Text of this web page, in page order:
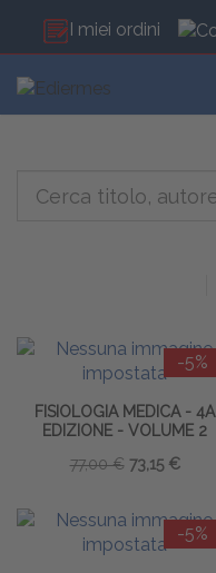
I miei ordini
-5%
FISIOLOGIA MEDICA - 4A
EDIZIONE - VOLUME 2
77,00 € 73,15 €
-5%